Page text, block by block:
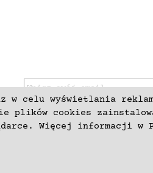
celu wyświetlania reklam
plików cookies
Więcej informacji w